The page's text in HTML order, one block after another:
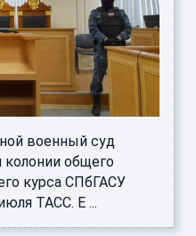
военный суд
колонии общего
курса СПбГАСУ
ТАСС. Е ...